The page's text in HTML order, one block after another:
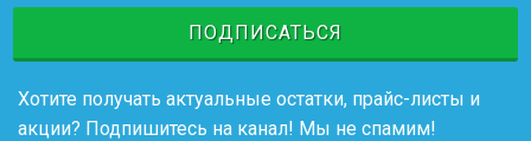
ПОДПИСАТЬСЯ
Хотите получать актуальные остатки, прайс-листы и
акции? Подпишитесь на канал! Мы не спамим!